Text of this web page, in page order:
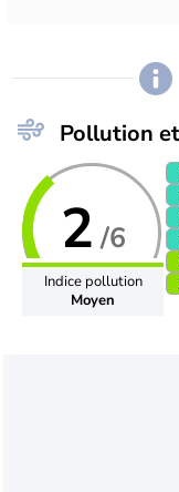
Pollution
2 /6
Indice pollution
Moyen